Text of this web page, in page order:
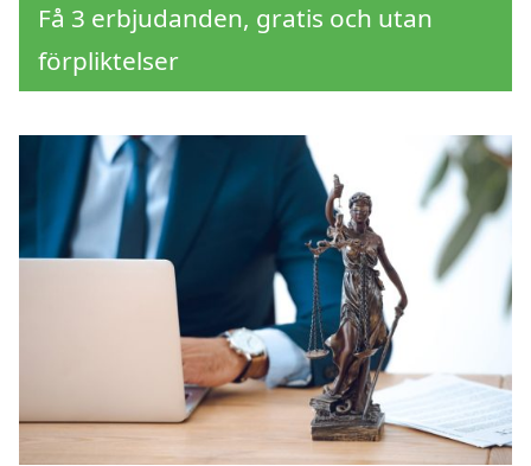
Få 3 erbjudanden, gratis och utan
förpliktelser